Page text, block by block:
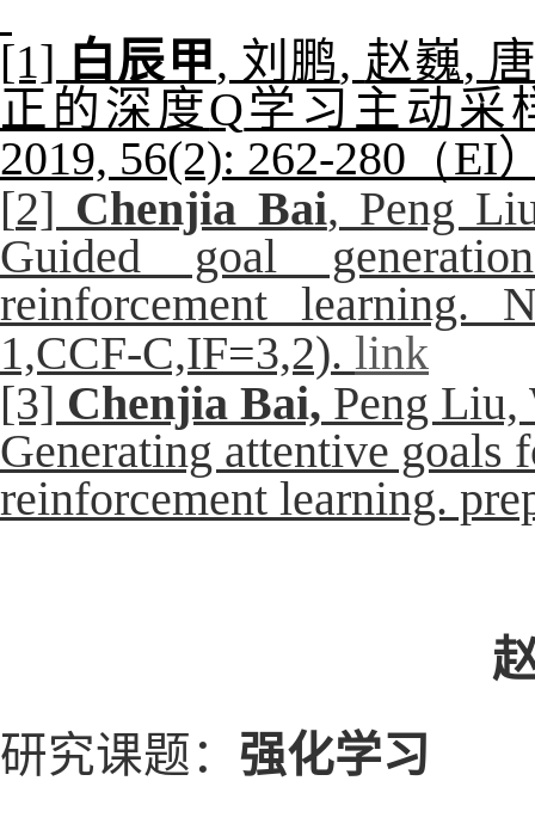
[1] 白辰甲, 刘鹏, 赵巍,
正的深度Q学习主动采
2019, 56(2): 262-280（EI
[2] Chenjia Bai, Peng
Guided goal
reinforcement learning.
1,CCF-C,IF=3,2). link
[3] Chenjia Bai, Peng Liu,
Generating attentive
reinforcement learning.
研究课题： 强化学习